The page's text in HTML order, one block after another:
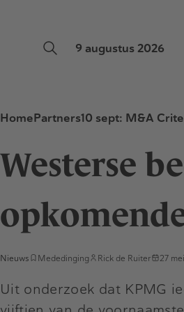
9 augustus 2026
HomePartners10 sept: M&A
Westerse
Nieuws Mededinging Rick de Ruiter 27
Uit onderzoek dat KPMG